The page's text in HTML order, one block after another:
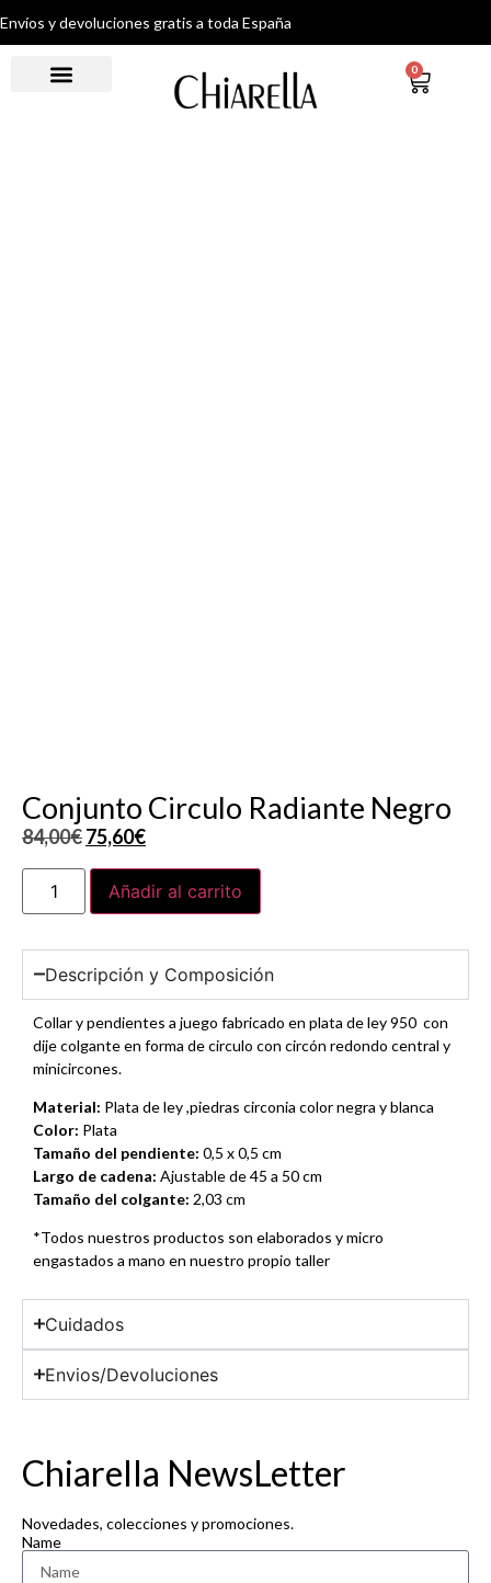
Envíos y devoluciones gratis a toda España
0
Conjunto Circulo Radiante Negro
84,00€75,60€
Añadir al carrito
Descripción y Composición
Collar y pendientes a juego fabricado en plata de ley 950 con
dije colgante en forma de circulo con circón redondo central y
minicircones.
Material: Plata de ley ,piedras circonia color negra y blanca
Color: Plata
Tamaño del pendiente: 0,5 x 0,5 cm
Largo de cadena: Ajustable de 45 a 50 cm
Tamaño del colgante: 2,03 cm
*Todos nuestros productos son elaborados y micro
engastados a mano en nuestro propio taller
Cuidados
Envios/Devoluciones
Chiarella NewsLetter
Novedades, colecciones y promociones.
Name